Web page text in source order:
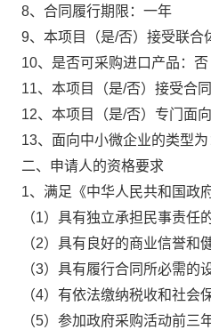
8、合同履行期限： 一年
9、本项目（是/否）接受联合
10、是否可采购进口产品： 否
11、本项目（是/否）接受合同
12、本项目（是/否）专门面
13、面向中小微企业的类型为
二、申请人的资格要求
1、满足《中华人民共和国政
（1）具有独立承担民事责任
（2）具有良好的商业信誉和
（3）具有履行合同所必需的
（4）有依法缴纳税收和社会
（5）参加政府采购活动前